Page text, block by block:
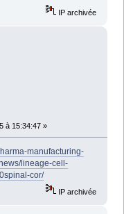
IP archivée
à 15:34:47 »
manufacturing-
lineage-cell-
cor/
IP archivée